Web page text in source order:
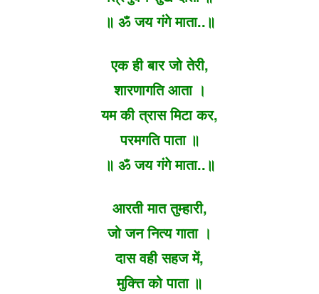
॥ ॐ जय गंगे माता..॥
एक ही बार जो तेरी,
शारणागति आता ।
यम की त्रास मिटा कर,
परमगति पाता ॥
॥ ॐ जय गंगे माता..॥
आरती मात तुम्हारी,
जो जन नित्य गाता ।
दास वही सहज में,
मुक्त्ति को पाता ॥